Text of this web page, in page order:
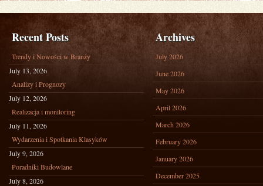
Recent Posts
Trendy i Nowości w Branży
July 13, 2026
Analizy i Prognozy
July 12, 2026
Realizacja i monitoring
July 11, 2026
Wydarzenia i Spotkania Klasyków
July 9, 2026
Poradniki Budowlane
July 8, 2026
Archives
July 2026
June 2026
May 2026
April 2026
March 2026
February 2026
January 2026
December 2025